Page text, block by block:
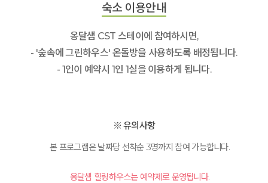
숙소 이용안내
옹달샘 CST 스테이에 참여하시면,
- '숲속에 그린하우스' 온돌방을 사용하도록 배정됩니다.
- 1인이 예약시 1인 1실을 이용하게 됩니다.
※ 유의사항
본 프로그램은 날짜당 선착순 3명까지 참여 가능합니다.
옹달샘 힐링하우스는 예약제로 운영됩니다.